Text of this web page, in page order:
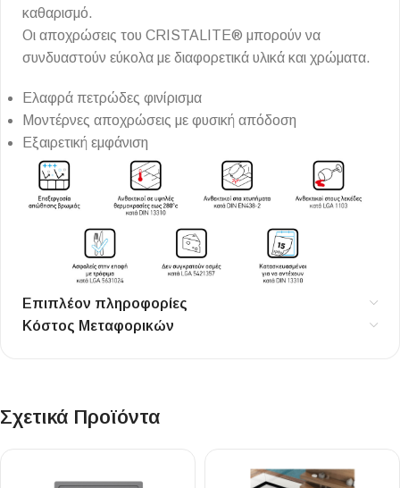
καθαρισμό.
Οι αποχρώσεις του CRISTALITE® μπορούν να
συνδυαστούν εύκολα με διαφορετικά υλικά και χρώματα.
Ελαφρά πετρώδες φινίρισμα
Μοντέρνες αποχρώσεις με φυσική απόδοση
Εξαιρετική εμφάνιση
Επιπλέον πληροφορίες
Κόστος Μεταφορικών
Σχετικά Προϊόντα